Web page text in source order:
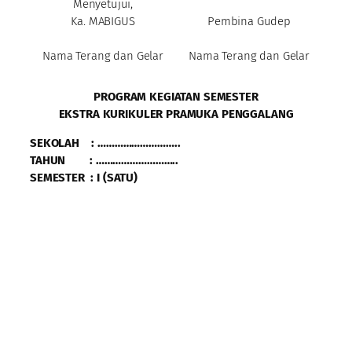
Menyetujui,
Ka. MABIGUS
Nama Terang dan Gelar
Pembina Gudep
Nama Terang dan Gelar
PROGRAM KEGIATAN SEMESTER
EKSTRA KURIKULER PRAMUKA PENGGALANG
SEKOLAH : ………………………..
TAHUN : ………………………..
SEMESTER : I (SATU)